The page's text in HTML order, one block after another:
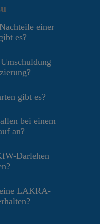
einer
es?
gibt es?
bei einem
an?
Darlehen
LAKRA-